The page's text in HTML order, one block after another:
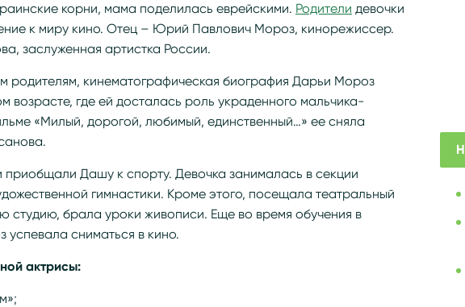
корни, мама поделилась еврейскими. Родители девочки
к миру кино. Отец – Юрий Павлович Мороз, кинорежиссер.
заслуженная артистка России.
родителям, кинематографическая биография Дарьи Мороз
возрасте, где ей досталась роль украденного мальчика-
«Милый, дорогой, любимый, единственный…» ее сняла
приобщали Дашу к спорту. Девочка занималась в секции
гимнастики. Кроме этого, посещала театральный
студию, брала уроки живописи. Еще во время обучения в
сниматься в кино.
актрисы: